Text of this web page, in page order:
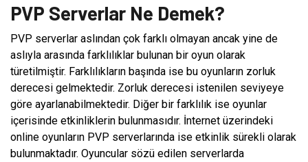
PVP Serverlar Ne Demek?
PVP serverlar aslından çok farklı olmayan ancak yine de
aslıyla arasında farklılıklar bulunan bir oyun olarak
türetilmiştir. Farklılıkların başında ise bu oyunların zorluk
derecesi gelmektedir. Zorluk derecesi istenilen seviyeye
göre ayarlanabilmektedir. Diğer bir farklılık ise oyunlar
içerisinde etkinliklerin bulunmasıdır. İnternet üzerindeki
online oyunların PVP serverlarında ise etkinlik sürekli olarak
bulunmaktadır. Oyuncular sözü edilen serverlarda